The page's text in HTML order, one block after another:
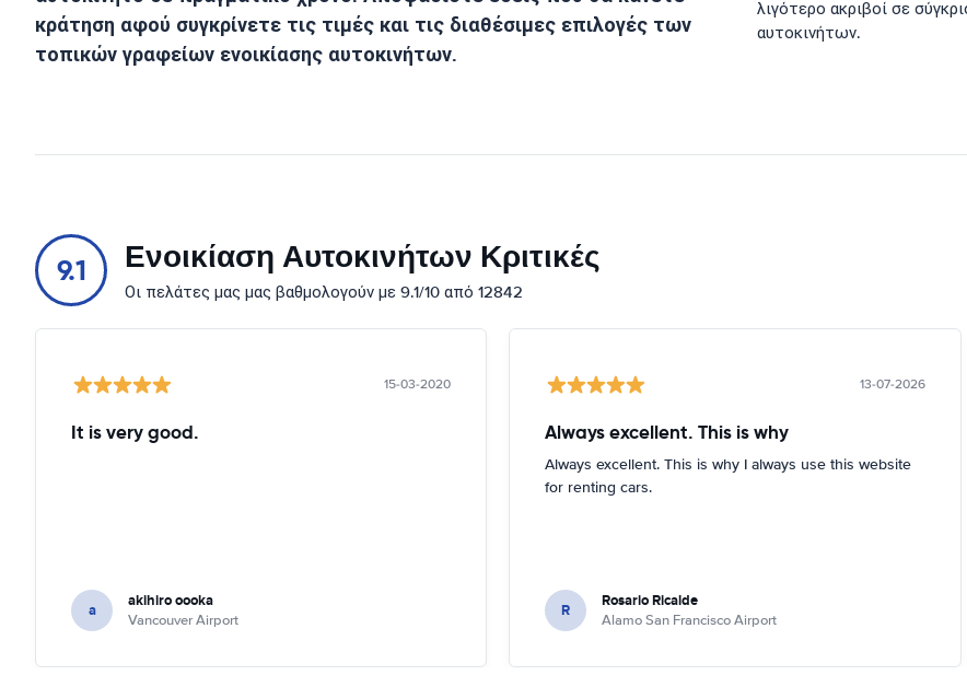
κράτηση αφού συγκρίνετε τις τιμές και τις διαθέσιμες επιλογές των
τοπικών γραφείων ενοικίασης αυτοκινήτων.
λιγότερο ακριβοί σε
αυτοκινήτων.
9.1 Ενοικίαση Αυτοκινήτων Κριτικές
Οι πελάτες μας μας βαθμολογούν με 9.1/10 από 12842
15-03-2020
It is very good.
a akihiro oooka
Vancouver Airport
13-07-2026
Always excellent. This is why
Always excellent. This is why I always use this website
for renting cars.
R Rosario Ricalde
Alamo San Francisco Airport